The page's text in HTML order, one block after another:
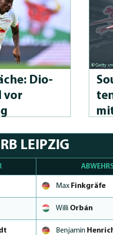
Dio­
vor
© Getty
LEIPZIG
Max Finkgräfe
Willi Orbán
Benjamin